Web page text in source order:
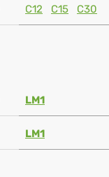
C12 C15 C30
LM1
LM1